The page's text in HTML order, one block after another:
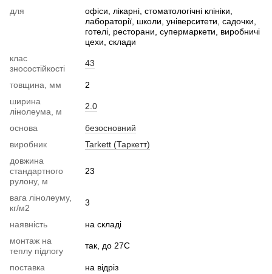
для
офіси, лікарні, стоматологічні клініки,
лабораторії, школи, університети, садочки,
готелі, ресторани, супермаркети, виробничі
цехи, склади
клас
зносостійкості
43
товщина, мм
2
ширина
лінолеума, м
2.0
основа
безосновний
виробник
Tarkett (Таркетт)
довжина
стандартного
рулону, м
23
вага лінолеуму,
кг/м2
3
наявність
на складі
монтаж на
теплу підлогу
так, до 27С
поставка на відріз